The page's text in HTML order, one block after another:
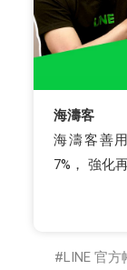
海濤客
海濤客善
7%， 強化
LINE 官方